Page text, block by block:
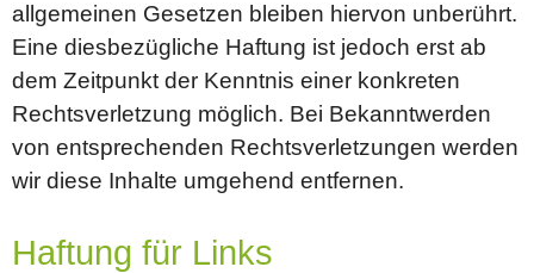
allgemeinen Gesetzen bleiben hiervon unberührt.
Eine diesbezügliche Haftung ist jedoch erst ab
dem Zeitpunkt der Kenntnis einer konkreten
Rechtsverletzung möglich. Bei Bekanntwerden
von entsprechenden Rechtsverletzungen werden
wir diese Inhalte umgehend entfernen.
Haftung für Links